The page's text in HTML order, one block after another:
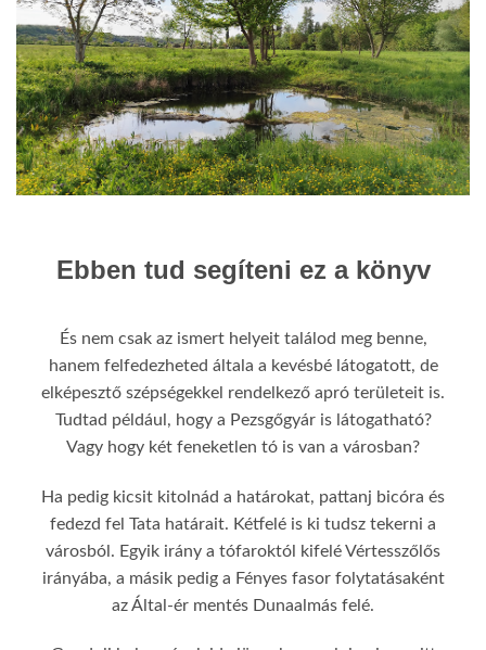
Ebben tud segíteni ez a könyv
És nem csak az ismert helyeit találod meg benne,
hanem felfedezheted általa a kevésbé látogatott, de
elképesztő szépségekkel rendelkező apró területeit is.
Tudtad például, hogy a Pezsgőgyár is látogatható?
Vagy hogy két feneketlen tó is van a városban?
Ha pedig kicsit kitolnád a határokat, pattanj bicóra és
fedezd fel Tata határait. Kétfelé is ki tudsz tekerni a
városból. Egyik irány a tófaroktól kifelé Vértesszőlős
irányába, a másik pedig a Fényes fasor folytatásaként
az Által-ér mentés Dunaalmás felé.